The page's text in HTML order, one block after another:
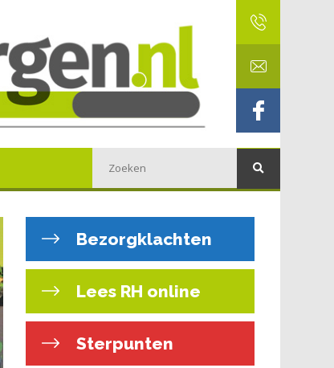
Bezorgklachten
Lees RH online
Sterpunten